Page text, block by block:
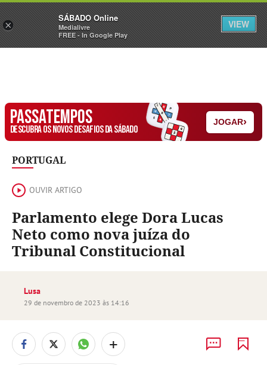
Sábado Assine Iniciar Sessão
PASSATEMPOS
DESCUBRA OS NOVOS DESAFIOS DA SÁBADO
JOGAR›
PORTUGAL
OUVIR ARTIGO
Parlamento elege Dora Lucas
Neto como nova juíza do
Tribunal Constitucional
Lusa
29 de novembro de 2023 às 14:16
+
×
SÁBADO Online
Medialivre
FREE - In Google Play
VIEW